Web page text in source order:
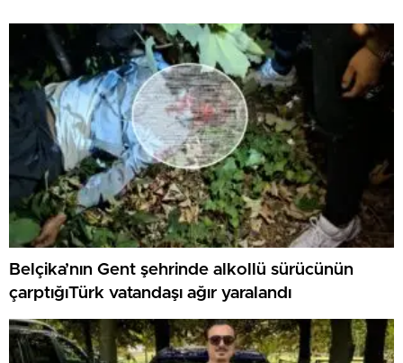
Belçika’nın Gent şehrinde alkollü sürücünün
çarptığıTürk vatandaşı ağır yaralandı